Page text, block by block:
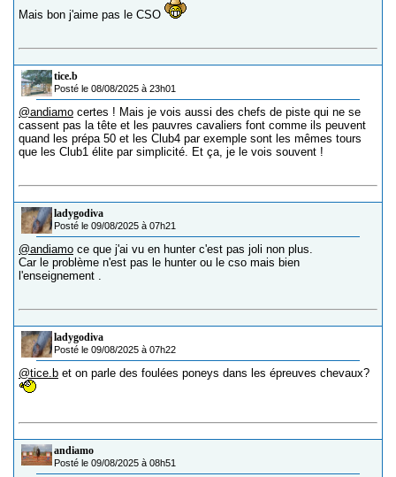
Mais bon j'aime pas le CSO
tice.b
Posté le 08/08/2025 à 23h01
@andiamo certes ! Mais je vois aussi des chefs de piste qui ne se
cassent pas la tête et les pauvres cavaliers font comme ils peuvent
quand les prépa 50 et les Club4 par exemple sont les mêmes tours
que les Club1 élite par simplicité. Et ça, je le vois souvent !
ladygodiva
Posté le 09/08/2025 à 07h21
@andiamo ce que j'ai vu en hunter c'est pas joli non plus.
Car le problème n'est pas le hunter ou le cso mais bien
l'enseignement .
ladygodiva
Posté le 09/08/2025 à 07h22
@tice.b et on parle des foulées poneys dans les épreuves chevaux?
andiamo
Posté le 09/08/2025 à 08h51